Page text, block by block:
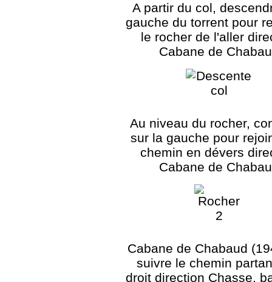
A partir du col,
gauche du torrent pour
le rocher de l'aller
Cabane de
Au niveau du rocher,
sur la gauche pour
chemin en dévers
Cabane de
Cabane de Chabaud
suivre le chemin
droit direction Chasse,